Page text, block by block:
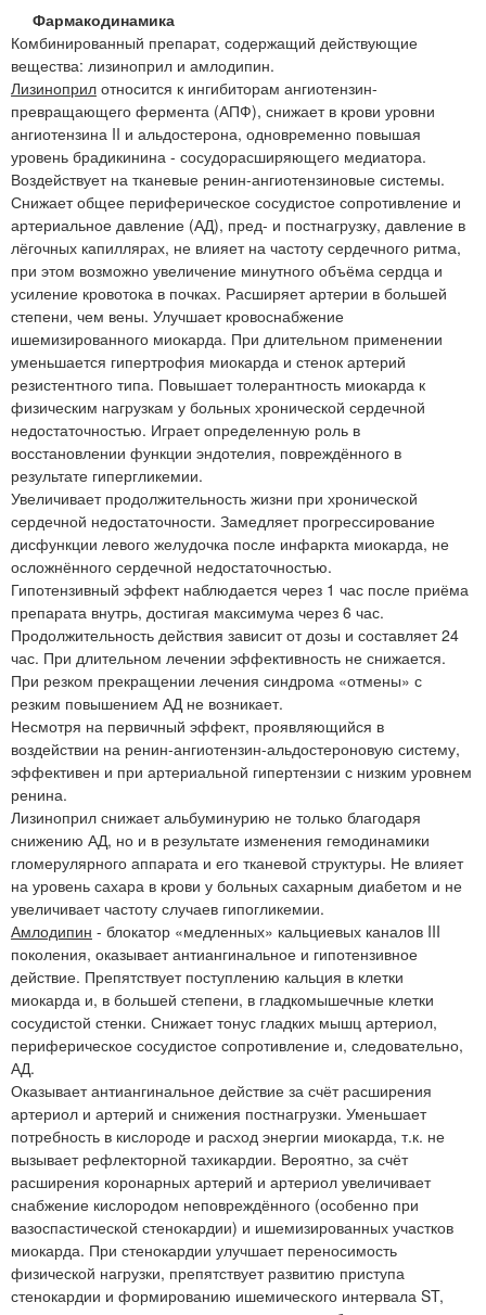
Фармакодинамика
Комбинированный препарат, содержащий действующие
вещества: лизиноприл и амлодипин.
Лизиноприл относится к ингибиторам ангиотензин-
превращающего фермента (АПФ), снижает в крови уровни
ангиотензина II и альдостерона, одновременно повышая
уровень брадикинина - сосудорасширяющего медиатора.
Воздействует на тканевые ренин-ангиотензиновые системы.
Снижает общее периферическое сосудистое сопротивление и
артериальное давление (АД), пред- и постнагрузку, давление в
лёгочных капиллярах, не влияет на частоту сердечного ритма,
при этом возможно увеличение минутного объёма сердца и
усиление кровотока в почках. Расширяет артерии в большей
степени, чем вены. Улучшает кровоснабжение
ишемизированного миокарда. При длительном применении
уменьшается гипертрофия миокарда и стенок артерий
резистентного типа. Повышает толерантность миокарда к
физическим нагрузкам у больных хронической сердечной
недостаточностью. Играет определенную роль в
восстановлении функции эндотелия, повреждённого в
результате гипергликемии.
Увеличивает продолжительность жизни при хронической
сердечной недостаточности. Замедляет прогрессирование
дисфункции левого желудочка после инфаркта миокарда, не
осложнённого сердечной недостаточностью.
Гипотензивный эффект наблюдается через 1 час после приёма
препарата внутрь, достигая максимума через 6 час.
Продолжительность действия зависит от дозы и составляет 24
час. При длительном лечении эффективность не снижается.
При резком прекращении лечения синдрома «отмены» с
резким повышением АД не возникает.
Несмотря на первичный эффект, проявляющийся в
воздействии на ренин-ангиотензин-альдостероновую систему,
эффективен и при артериальной гипертензии с низким уровнем
ренина.
Лизиноприл снижает альбуминурию не только благодаря
снижению АД, но и в результате изменения гемодинамики
гломерулярного аппарата и его тканевой структуры. Не влияет
на уровень сахара в крови у больных сахарным диабетом и не
увеличивает частоту случаев гипогликемии.
Амлодипин - блокатор «медленных» кальциевых каналов III
поколения, оказывает антиангинальное и гипотензивное
действие. Препятствует поступлению кальция в клетки
миокарда и, в большей степени, в гладкомышечные клетки
сосудистой стенки. Снижает тонус гладких мышц артериол,
периферическое сосудистое сопротивление и, следовательно,
АД.
Оказывает антиангинальное действие за счёт расширения
артериол и артерий и снижения постнагрузки. Уменьшает
потребность в кислороде и расход энергии миокарда, т.к. не
вызывает рефлекторной тахикардии. Вероятно, за счёт
расширения коронарных артерий и артериол увеличивает
снабжение кислородом неповреждённого (особенно при
вазоспастической стенокардии) и ишемизированных участков
миокарда. При стенокардии улучшает переносимость
физической нагрузки, препятствует развитию приступа
стенокардии и формированию ишемического интервала ST,